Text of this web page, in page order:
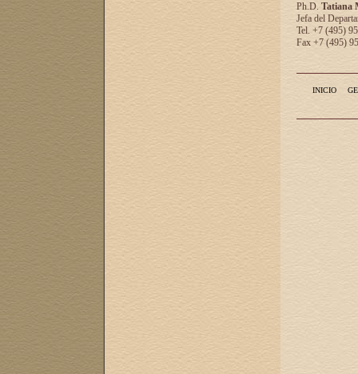
Ph.D. Tatiana
Jefa del
Tel. +7 (495)
Fax +7 (495)
INICIO